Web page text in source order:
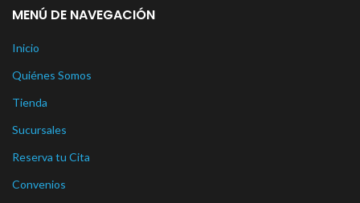
MENÚ DE NAVEGACIÓN
Inicio
Quiénes Somos
Tienda
Sucursales
Reserva tu Cita
Convenios